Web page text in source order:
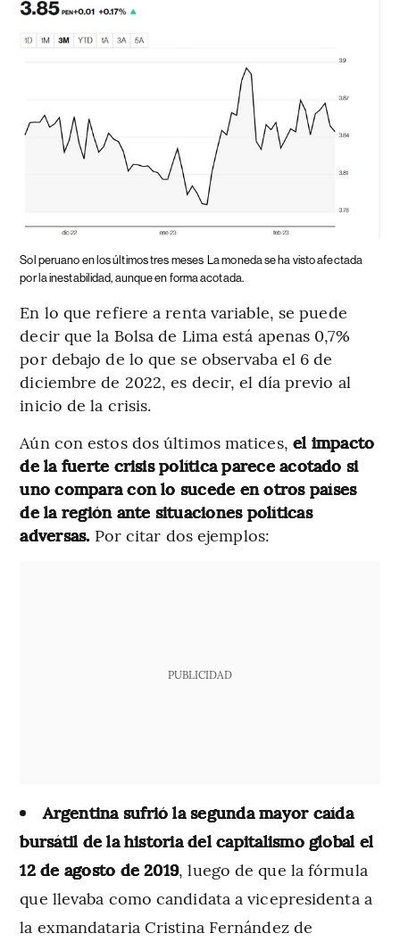
Sol peruano en los últimos tres meses La moneda se ha visto afectada
por la inestabilidad, aunque en forma acotada.
En lo que refiere a renta variable, se puede
decir que la Bolsa de Lima está apenas 0,7%
por debajo de lo que se observaba el 6 de
diciembre de 2022, es decir, el día previo al
inicio de la crisis.
Aún con estos dos últimos matices, el impacto
de la fuerte crisis política parece acotado si
uno compara con lo sucede en otros países
de la región ante situaciones políticas
adversas. Por citar dos ejemplos:
PUBLICIDAD
Argentina sufrió la segunda mayor caída
bursátil de la historia del capitalismo global el
12 de agosto de 2019, luego de que la fórmula
que llevaba como candidata a vicepresidenta a
la exmandataria Cristina Fernández de